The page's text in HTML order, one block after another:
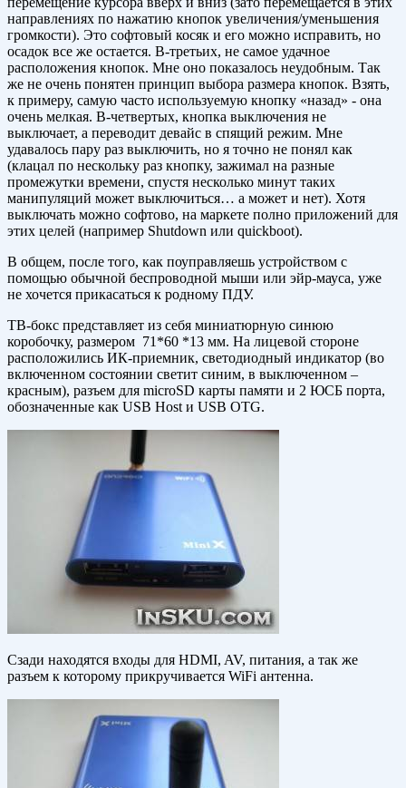
направлениях по нажатию кнопок увеличения/уменьшения
громкости). Это софтовый косяк и его можно исправить, но
осадок все же остается. В-третьих, не самое удачное
расположения кнопок. Мне оно показалось неудобным. Так
же не очень понятен принцип выбора размера кнопок. Взять,
к примеру, самую часто используемую кнопку «назад» - она
очень мелкая. В-четвертых, кнопка выключения не
выключает, а переводит девайс в спящий режим. Мне
удавалось пару раз выключить, но я точно не понял как
(клацал по нескольку раз кнопку, зажимал на разные
промежутки времени, спустя несколько минут таких
манипуляций может выключиться… а может и нет). Хотя
выключать можно софтово, на маркете полно приложений для
этих целей (например Shutdown или quickboot).
В общем, после того, как поуправляешь устройством с
помощью обычной беспроводной мыши или эйр-мауса, уже
не хочется прикасаться к родному ПДУ.
ТВ-бокс представляет из себя миниатюрную синюю
коробочку, размером 71*60 *13 мм. На лицевой стороне
расположились ИК-приемник, светодиодный индикатор (во
включенном состоянии светит синим, в выключенном –
красным), разъем для microSD карты памяти и 2 ЮСБ порта,
обозначенные как USB Host и USB OTG.
Сзади находятся входы для HDMI, AV, питания, а так же
разъем к которому прикручивается WiFi антенна.